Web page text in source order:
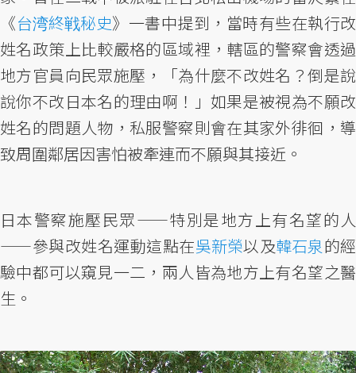
《台湾終戦秘史》一書中提到，當時有些在執行改
姓名政策上比較嚴格的區域裡，轄區的警察會透過
地方官員向民眾施壓，「為什麼不改姓名？倒是說
說你不改日本名的理由啊！」如果是被視為不願改
姓名的問題人物，私服警察則會在其家外徘徊，導
致周圍鄰居因害怕被牽連而不願與其接近。
日本警察施壓民眾——特別是地方上有名望的人
——參與改姓名運動這點在吳新榮以及韓石泉的經
驗中都可以窺見一二，兩人皆為地方上有名望之醫
生。